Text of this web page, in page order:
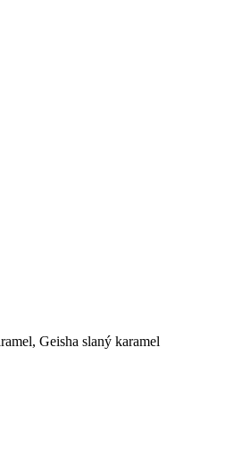
Geisha slaný karamel